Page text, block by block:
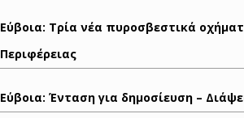
Εύβοια: Τρία νέα πυροσβεστικά
Περιφέρειας
Εύβοια: Ένταση για δημοσίευση –